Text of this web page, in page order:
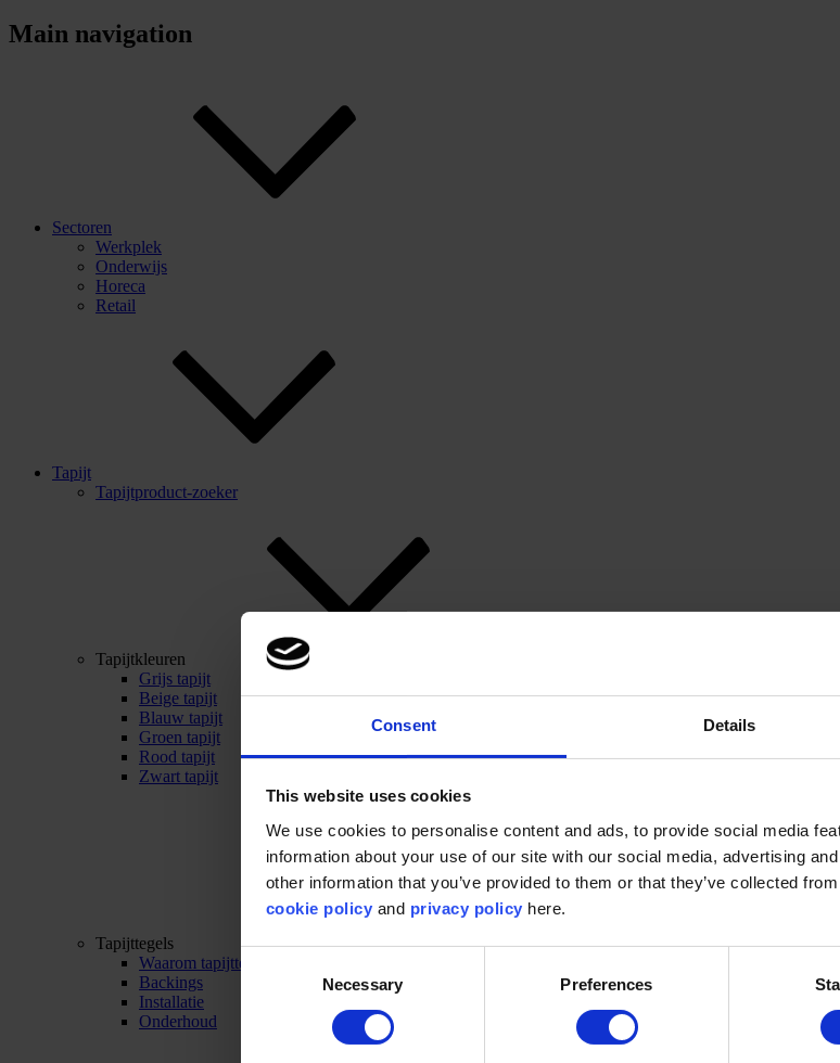
Consent Details
This website uses cookies
We use cookies to personalise content and ads, to provide social media
information about your use of our site with our social media, advertising
other information that you’ve provided to them or that they’ve collected
cookie policy and privacy policy here.
Consent
Necessary Preferences
Main navigation
Sectoren
Werkplek
Onderwijs
Horeca
Retail
Tapijt
Tapijtproduct-zoeker
Tapijtkleuren
Grijs tapijt
Beige tapijt
Blauw tapijt
Groen tapijt
Rood tapijt
Zwart tapijt
Tapijttegels
Waarom tapijttegels?
Backings
Installatie
Onderhoud